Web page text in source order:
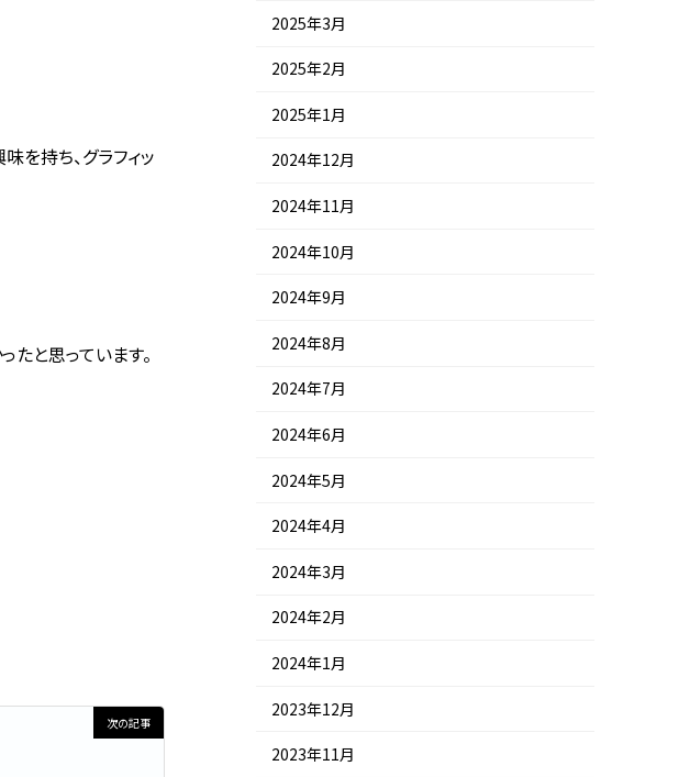
持ち、グラフィッ
と思っています。
次の記事
2025年3月
2025年2月
2025年1月
2024年12月
2024年11月
2024年10月
2024年9月
2024年8月
2024年7月
2024年6月
2024年5月
2024年4月
2024年3月
2024年2月
2024年1月
2023年12月
2023年11月